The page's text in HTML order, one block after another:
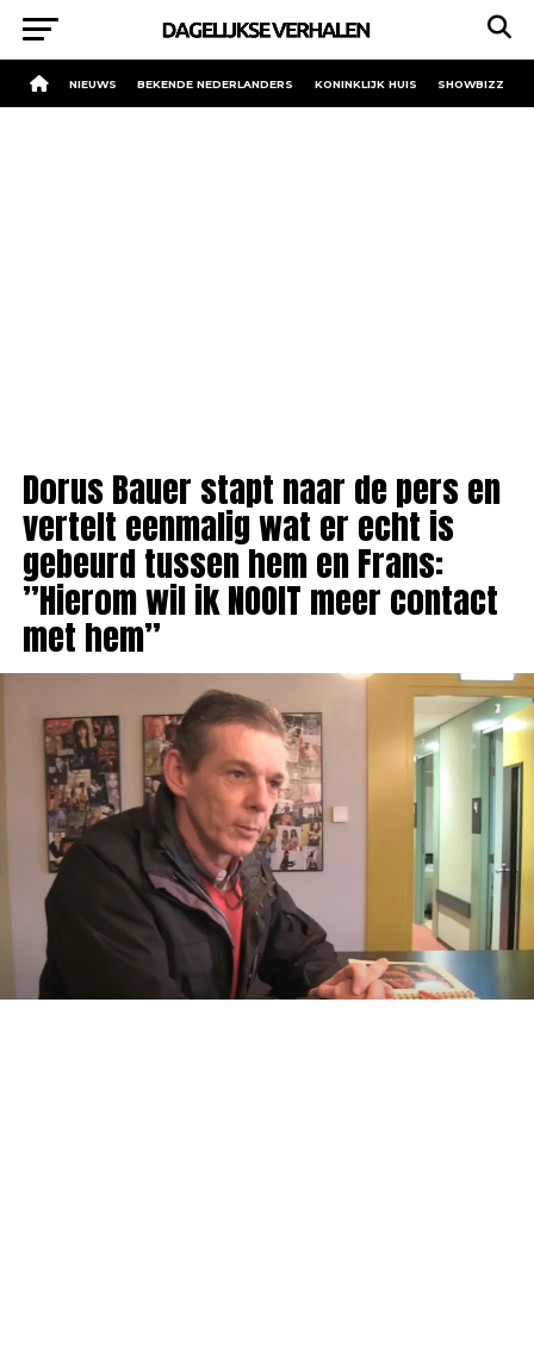
NIEUWS BEKENDE NEDERLANDERS KONINKLIJK HUIS SHOWBIZZ
Dorus Bauer stapt naar de pers en
vertelt eenmalig wat er echt is
gebeurd tussen hem en Frans:
”Hierom wil ik NOOIT meer contact
met hem”